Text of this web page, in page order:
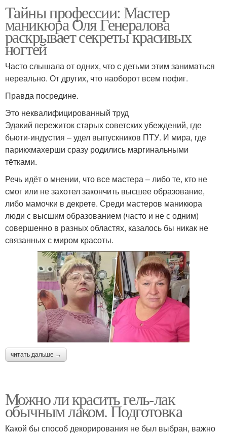
Тайны профессии: Мастер
маникюра Оля Генералова
раскрывает секреты красивых
ногтей
Часто слышала от одних, что с детьми этим заниматься
нереально. От других, что наоборот всем пофиг.
Правда посредине.
Это неквалифицированный труд
Эдакий пережиток старых советских убеждений, где
бьюти-индустия – удел выпускников ПТУ. И мира, где
парикхмахерши сразу родились маргинальными
тётками.
Речь идёт о мнении, что все мастера – либо те, кто не
смог или не захотел закончить высшее образование,
либо мамочки в декрете. Среди мастеров маникюра
люди с высшим образованием (часто и не с одним)
совершенно в разных областях, казалось бы никак не
связанных с миром красоты.
читать дальше →
Можно ли красить гель-лак
обычным лаком. Подготовка
Какой бы способ декорирования не был выбран, важно